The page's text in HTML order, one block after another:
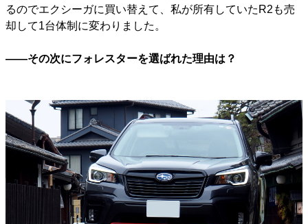
るのでエクシーガに買い替えて、私が所有していたR2も売
却して1台体制に変わりました。
――その次にフォレスターを選ばれた理由は？